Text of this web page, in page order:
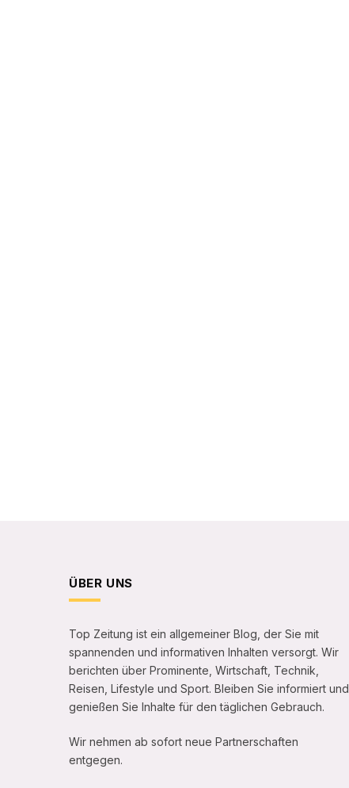
ÜBER UNS
Top Zeitung ist ein allgemeiner Blog, der Sie mit
spannenden und informativen Inhalten versorgt. Wir
berichten über Prominente, Wirtschaft, Technik,
Reisen, Lifestyle und Sport. Bleiben Sie informiert und
genießen Sie Inhalte für den täglichen Gebrauch.
Wir nehmen ab sofort neue Partnerschaften
entgegen.